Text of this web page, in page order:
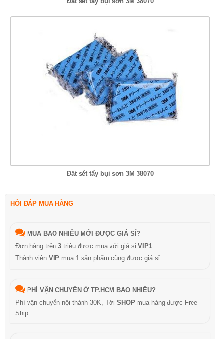
Đất sét tẩy bụi sơn 3M 38070
HỎI ĐÁP MUA HÀNG
MUA BAO NHIÊU MỚI ĐƯỢC GIÁ SỈ?
Đơn hàng trên 3 triệu được mua với giá sỉ VIP1
Thành viên VIP mua 1 sản phẩm cũng được giá sỉ
PHÍ VẬN CHUYỂN Ở TP.HCM BAO NHIÊU?
Phí vận chuyển nội thành 30K, Tới SHOP mua hàng được Free
Ship